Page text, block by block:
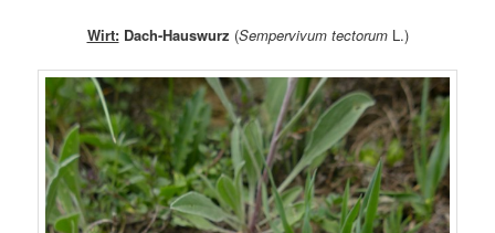
Wirt:Dach-Hauswurz (Sempervivum tectorumL.)